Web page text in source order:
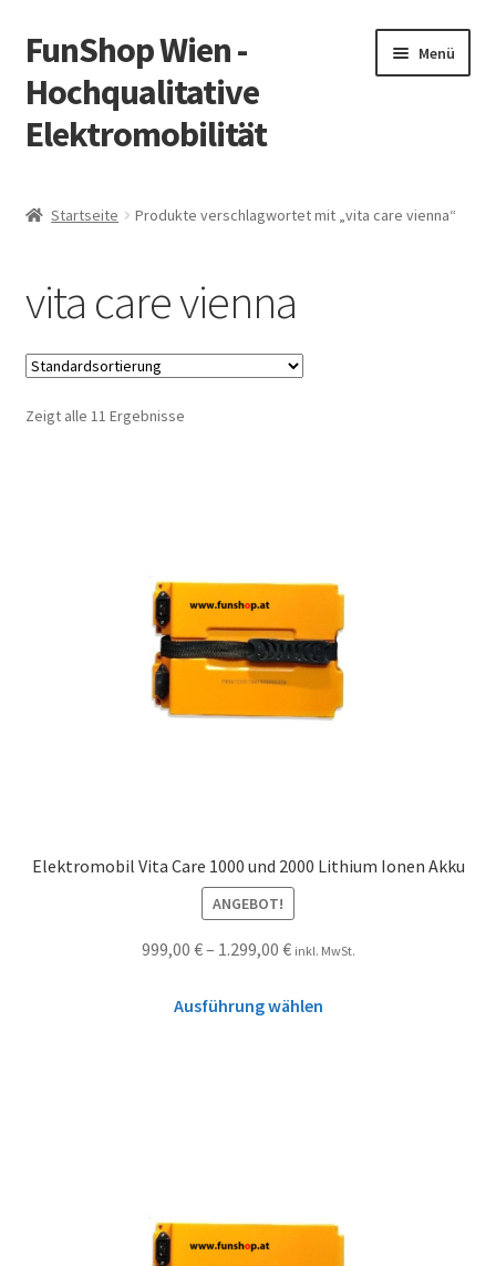
Zur
Navigation
springen
Zum
Inhalt
springen
FunShop Wien -
Hochqualitative
Elektromobilität
Menü
öffnen
Vorsicht Internetbetrug
Über FunShop
Impressum
Startseite Produkte verschlagwortet mit „vita care vienna“
vita care vienna
Zeigt alle 11 Ergebnisse
Elektromobil Vita Care 1000 und 2000 Lithium Ionen Akku
ANGEBOT!
999,00 €– 1.299,00 € inkl. MwSt.
Ausführung wählen